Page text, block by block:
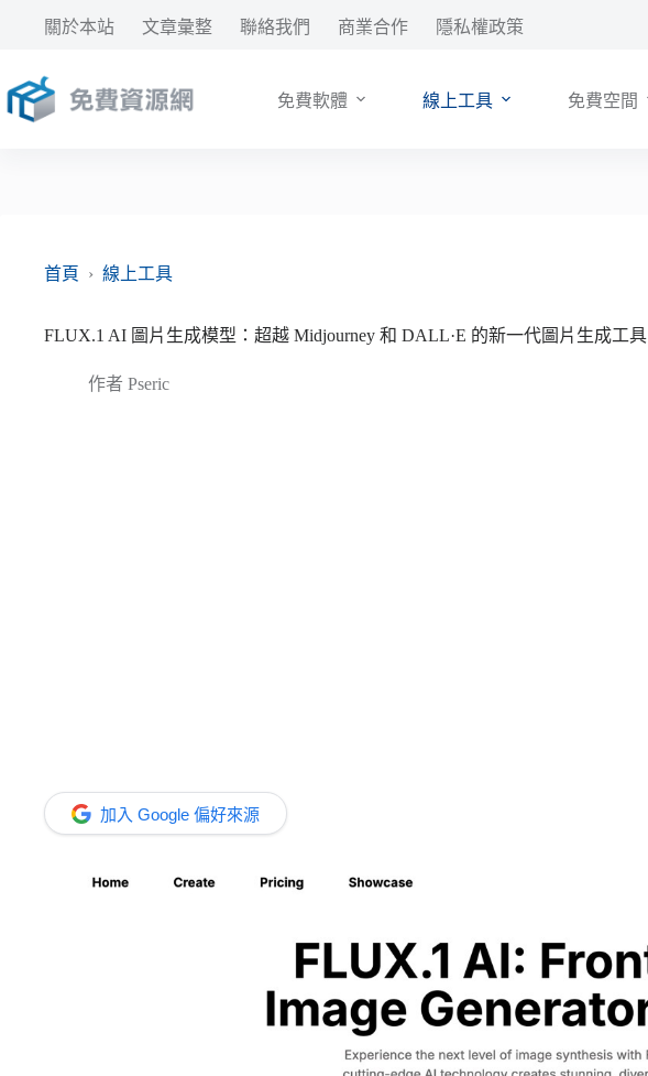
要
內
關於本站 文章彙整 聯絡我們 商業合作 隱私權政策
免費軟體 線上工具 免費空間
首頁 › 線上工具
FLUX.1 AI 圖片生成模型：超越 Midjourney 和 DALL·E 的新一代圖片生成工具
作者 Pseric
加入 Google 偏好來源